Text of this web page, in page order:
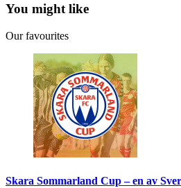
You might like
Our favourites
Skara Sommarland Cup – en av